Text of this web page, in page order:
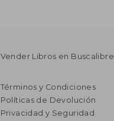
Vender Libros en Buscalibre
Términos y Condiciones
Políticas de Devolución
Privacidad y Seguridad